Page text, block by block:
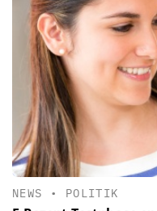
NEWS • POLITIK